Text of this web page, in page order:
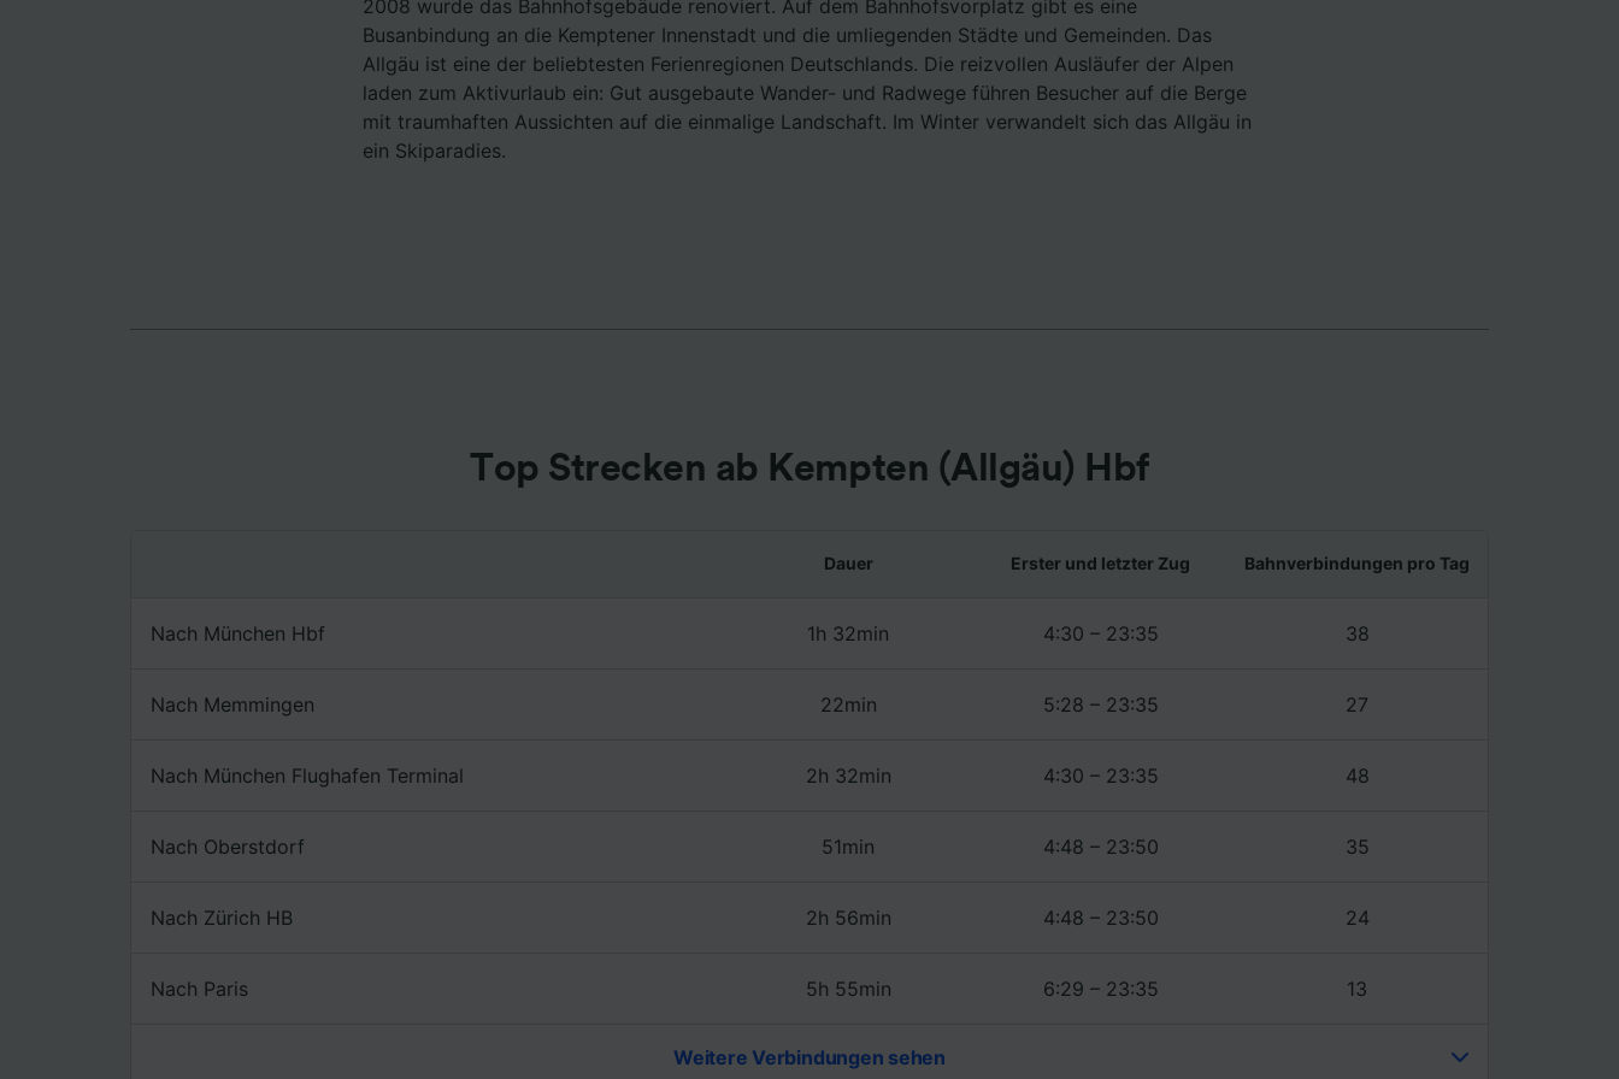
2008 wurde das Bahnhofsgebäude renoviert. Auf dem Bahnhofsvorplatz gibt es eine
Busanbindung an die Kemptener Innenstadt und die umliegenden Städte und Gemeinden. Das
Allgäu ist eine der beliebtesten Ferienregionen Deutschlands. Die reizvollen Ausläufer der Alpen
laden zum Aktivurlaub ein: Gut ausgebaute Wander- und Radwege führen Besucher auf die Berge
mit traumhaften Aussichten auf die einmalige Landschaft. Im Winter verwandelt sich das Allgäu in
ein Skiparadies.
Top Strecken ab Kempten (Allgäu) Hbf
Dauer Erster und letzter Zug Bahnverbindungen pro Tag
Nach München Hbf 1h 32min 4:30 – 23:35 38
Nach Memmingen 22min 5:28 – 23:35 27
Nach München Flughafen Terminal 2h 32min 4:30 – 23:35 48
Nach Oberstdorf 51min 4:48 – 23:50 35
Nach Zürich HB 2h 56min 4:48 – 23:50 24
Nach Paris 5h 55min 6:29 – 23:35 13
Weitere Verbindungen sehen
Liste der Partner (Lieferanten)